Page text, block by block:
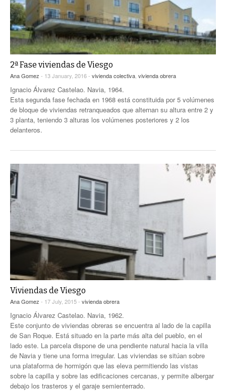
2ª Fase viviendas de Viesgo
Ana Gomez - 13 January, 2016 - vivienda colectiva vivienda obrera
Ignacio Álvarez Castelao. Navia, 1964.
Esta segunda fase fechada en 1968 está constituida por 5 volúmenes
de bloque de viviendas retranqueados que alternan su altura entre 2 y
3 planta, teniendo 3 alturas los volúmenes posteriores y 2 los
delanteros.
Viviendas de Viesgo
Ana Gomez - 17 July, 2015 - vivienda obrera
Ignacio Álvarez Castelao. Navia, 1962.
Este conjunto de viviendas obreras se encuentra al lado de la capilla
de San Roque. Está situado en la parte más alta del pueblo, en el
lado este. La parcela dispone de una pendiente natural hacia la villa
de Navia y tiene una forma irregular. Las viviendas se sitúan sobre
una plataforma de hormigón que las eleva permitiendo las vistas
sobre la capilla y sobre las edificaciones cercanas, y permite albergar
debajo los trasteros y el garaje semienterrado.